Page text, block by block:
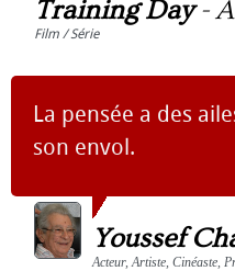
Training Day-
Film / Série
La pensée a des
son envol.
Youssef
Acteur, Artiste, Cinéaste,